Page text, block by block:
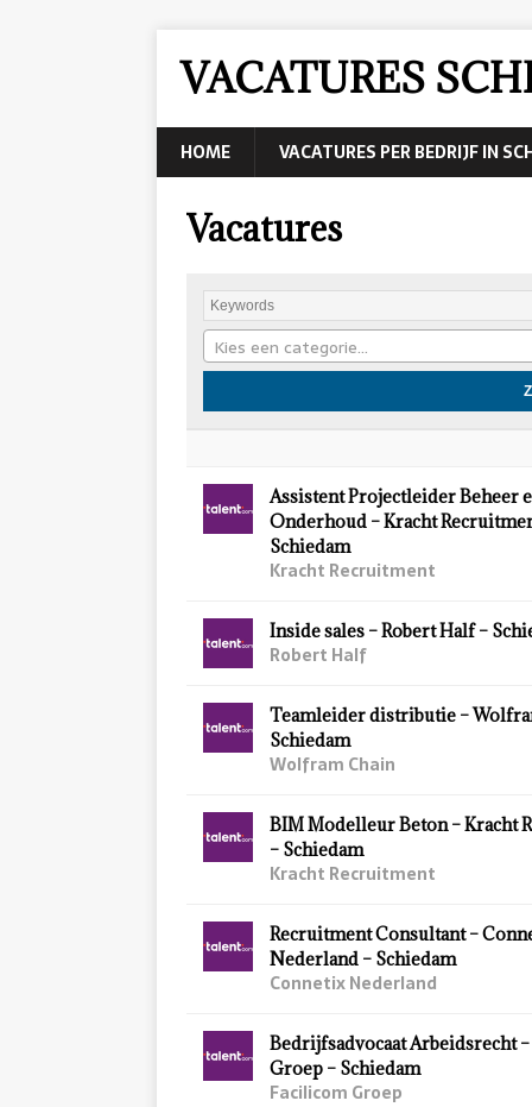
VACATURES
HOME VACATURES PER BEDRIJF IN
Vacatures
Kies een categorie…
Assistent Projectleider Beheer
Onderhoud – Kracht
Schiedam
Kracht Recruitment
Inside sales – Robert Half –
Robert Half
Teamleider distributie –
Schiedam
Wolfram Chain
BIM Modelleur Beton – Kracht
– Schiedam
Kracht Recruitment
Recruitment Consultant –
Nederland – Schiedam
Connetix Nederland
Bedrijfsadvocaat Arbeidsrecht
Groep – Schiedam
Facilicom Groep